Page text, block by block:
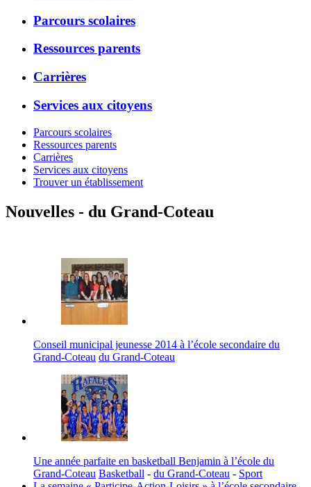
Parcours scolaires
Ressources parents
Carrières
Services aux citoyens
Parcours scolaires
Ressources parents
Carrières
Services aux citoyens
Trouver un établissement
Nouvelles - du Grand-Coteau
Conseil municipal jeunesse 2014 à l’école secondaire du
Grand-Coteau du Grand-Coteau
Une année parfaite en basketball Benjamin à l’école du
Grand-Coteau Basketball - du Grand-Coteau - Sport